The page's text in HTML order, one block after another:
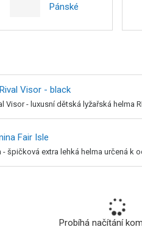
Pánské
Visor - black
Visor - luxusní dětská lyžařská helma
Fair Isle
špičková extra lehká helma určená k
Probíhá načítání